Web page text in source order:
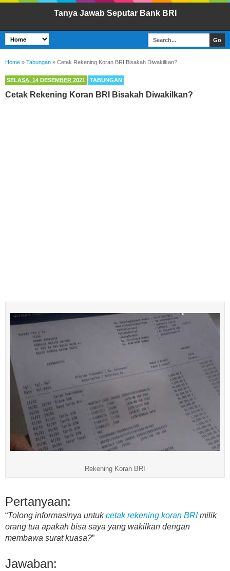
Tanya Jawab Seputar Bank BRI
Home » Tabungan » Cetak Rekening Koran BRI Bisakah Diwakilkan?
SELASA, 14 DESEMBER 2021 TABUNGAN
Cetak Rekening Koran BRI Bisakah Diwakilkan?
Rekening Koran BRI
Pertanyaan:
“Tolong informasinya untukcetak rekening koran BRImilik
orang tua apakah bisa saya yang wakilkan dengan
membawa surat kuasa?”
Jawaban: